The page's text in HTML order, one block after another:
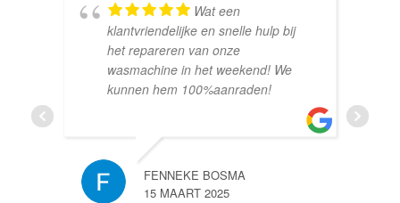
Wat een
klantvriendelijke en snelle hulp bij
het repareren van onze
wasmachine in het weekend! We
kunnen hem 100%aanraden!
FENNEKE BOSMA
15 MAART 2025